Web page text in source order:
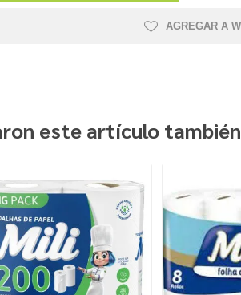
AGREGAR A
este artículo